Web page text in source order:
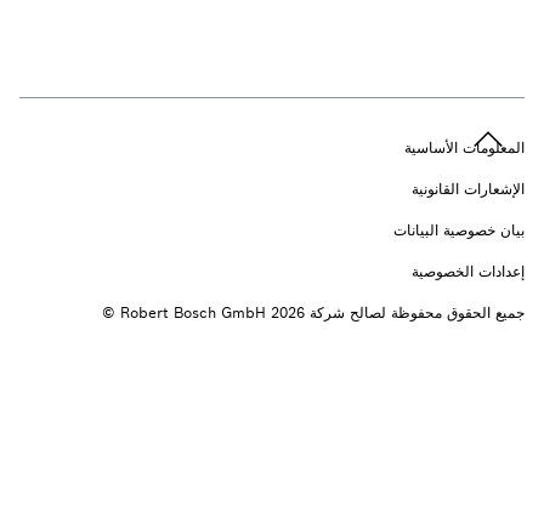
المعلومات الأساسية
الإشعارات القانونية
بيان خصوصية البيانات
إعدادات الخصوصية
جميع الحقوق محفوظة لصالح شركة 2026 ‎© Robert Bosch GmbH